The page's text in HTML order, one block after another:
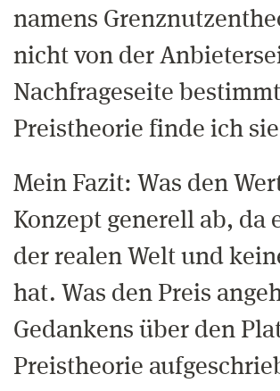
namens
nicht von der
Nachfrageseite
Preistheorie finde ich
Mein Fazit: Was den
Konzept generell ab, da
der realen Welt und
hat. Was den Preis
Gedankens über den
Preistheorie